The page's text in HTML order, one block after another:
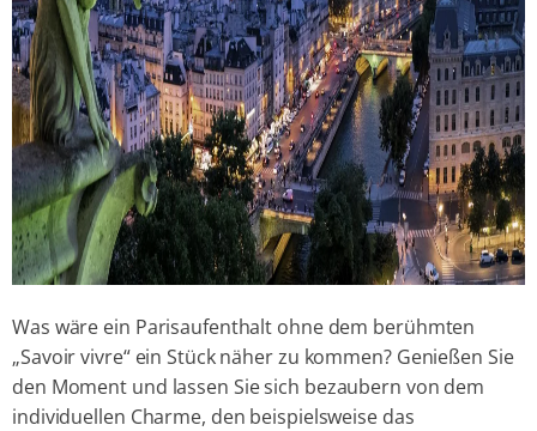
Was wäre ein Parisaufenthalt ohne dem berühmten
„Savoir vivre“ ein Stück näher zu kommen? Genießen Sie
den Moment und lassen Sie sich bezaubern von dem
individuellen Charme, den beispielsweise das